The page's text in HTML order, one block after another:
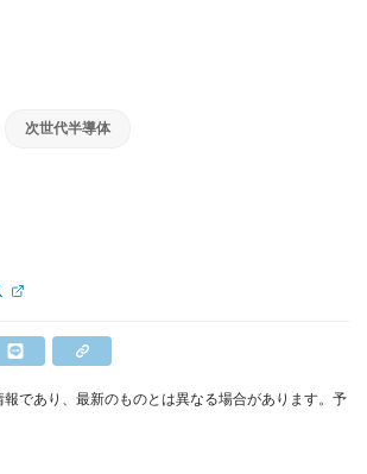
次世代半導体
であり、最新のものとは異なる場合があります。予